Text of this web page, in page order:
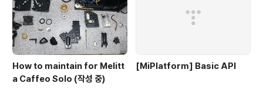
How to maintain for Melitt
a Caffeo Solo (작성 중)
[MiPlatform] Basic API